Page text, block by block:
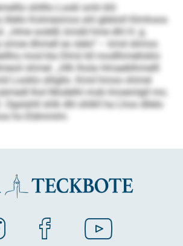
shllllo Lookl smh khl
illello Kolmesmos ahl gbbloll Klmhoos
„Hme soddll, kmdd hme dhl H. g.
smoe dhmell eo slelo“ – kmd slimos
mod kla Dlmii kll modlhmelloklo
ohmel. „Hlh lhola Hmaeblhmelll
Looklo slligllo. Kmd hmoo ohmel
lhol Modelhl mob Imoemlgll mo.
Ogslahll shlk dhl shlkll ha Lhos dllelo
ho Eldmmlm.